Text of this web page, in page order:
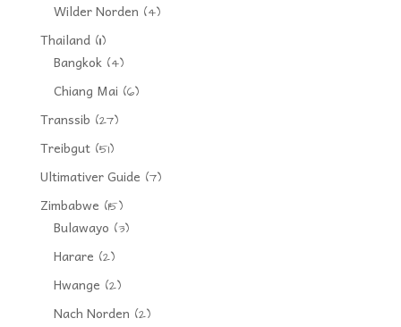
Wilder Norden (4)
Thailand(11)
Bangkok(4)
Chiang Mai (6)
Transsib (27)
Treibgut(51)
Ultimativer Guide (7)
Zimbabwe (15)
Bulawayo (3)
Harare (2)
Hwange (2)
Nach Norden (2)